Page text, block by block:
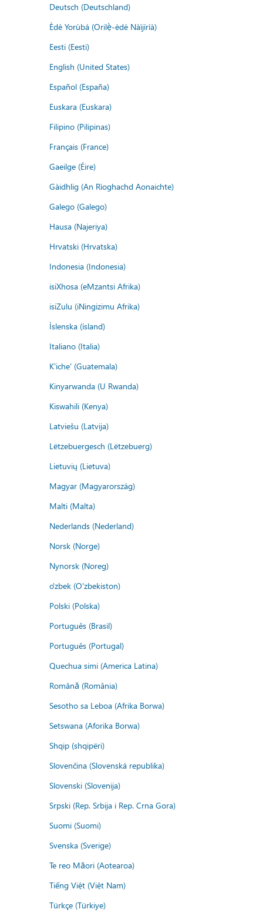
Deutsch (Deutschland)
Èdè Yorùbá (Orilẹ̀-èdè Nàìjíríà)
Eesti (Eesti)
English (United States)
Español (España)
Euskara (Euskara)
Filipino (Pilipinas)
Français (France)
Gaeilge (Éire)
Gàidhlig (An Rìoghachd Aonaichte)
Galego (Galego)
Hausa (Najeriya)
Hrvatski (Hrvatska)
Indonesia (Indonesia)
isiXhosa (eMzantsi Afrika)
isiZulu (iNingizimu Afrika)
Íslenska (ísland)
Italiano (Italia)
K'iche' (Guatemala)
Kinyarwanda (U Rwanda)
Kiswahili (Kenya)
Latviešu (Latvija)
Lëtzebuergesch (Lëtzebuerg)
Lietuvių (Lietuva)
Magyar (Magyarország)
Malti (Malta)
Nederlands (Nederland)
Norsk (Norge)
Nynorsk (Noreg)
o'zbek (O'zbekiston)
Polski (Polska)
Português (Brasil)
Português (Portugal)
Quechua simi (America Latina)
Română (România)
Sesotho sa Leboa (Afrika Borwa)
Setswana (Aforika Borwa)
Shqip (shqipëri)
Slovenčina (Slovenská republika)
Slovenski (Slovenija)
Srpski (Rep. Srbija i Rep. Crna Gora)
Suomi (Suomi)
Svenska (Sverige)
Te reo Māori (Aotearoa)
Tiếng Việt (Việt Nam)
Türkçe (Türkiye)